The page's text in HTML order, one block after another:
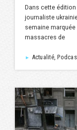
Dans cette édition
journaliste
semaine
massacres de
► Actualité,